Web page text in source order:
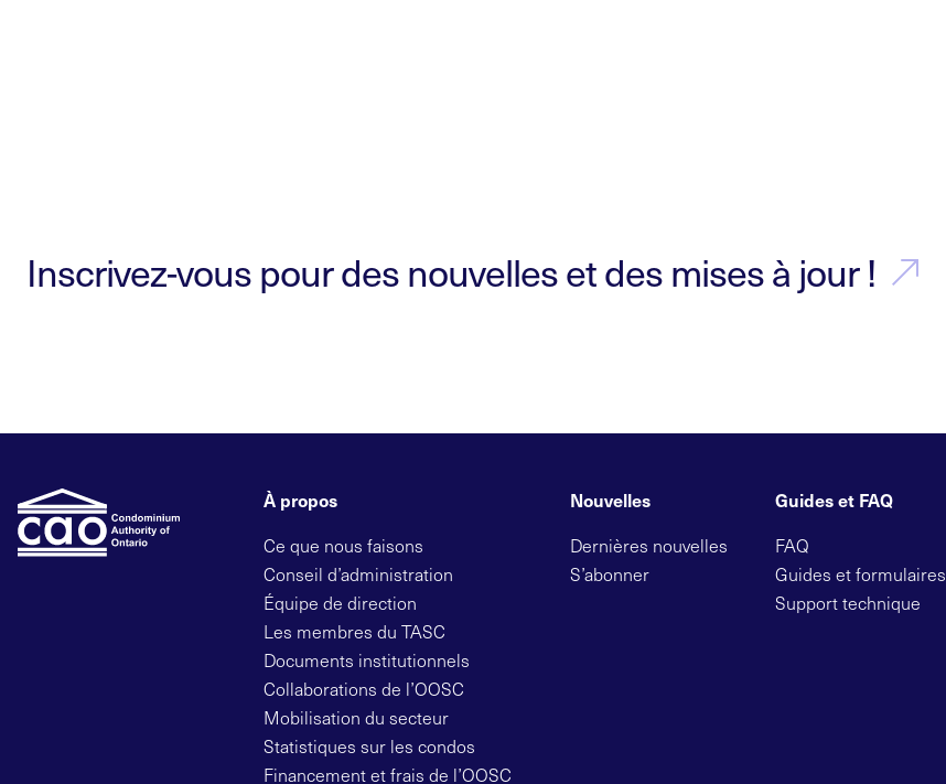
Inscrivez-vous pour des nouvelles et des mises à jour !
À propos
Ce que nous faisons
Conseil d’administration
Équipe de direction
Les membres du TASC
Documents institutionnels
Collaborations de l’OOSC
Mobilisation du secteur
Statistiques sur les condos
Financement et frais de l’OOSC
Nouvelles
Dernières nouvelles
S’abonner
Guides et FAQ
FAQ
Guides et formulaires
Support technique